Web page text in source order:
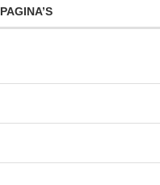
PAGINA’S